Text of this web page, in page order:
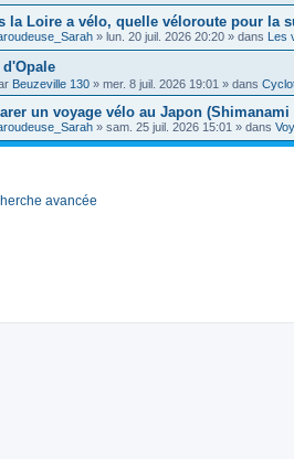
la Loire a vélo, quelle véloroute pour la
» lun. 20 juil. 2026 20:20 » dans Les
d'Opale
Beuzeville 130 » mer. 8 juil. 2026 19:01 » dans
un voyage vélo au Japon
» sam. 25 juil. 2026 15:01 » dans
avancée